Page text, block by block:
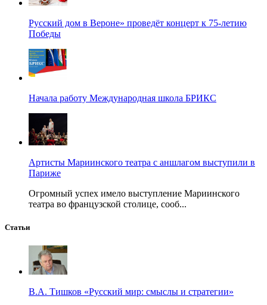
Русский дом в Вероне» проведёт концерт к 75-летию
Победы
Начала работу Международная школа БРИКС
Артисты Мариинского театра с аншлагом выступили в
Париже
Огромный успех имело выступление Мариинского
театра во французской столице, сооб...
Статьи
В.А. Тишков «Русский мир: смыслы и стратегии»